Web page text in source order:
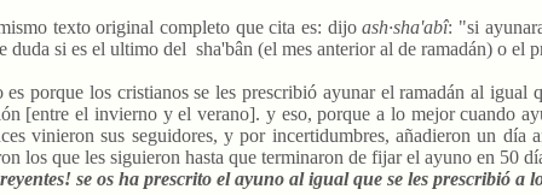
texto original completo que cita es: dijoash·sha'abî: "si
duda si es el ultimo del sha'bân (el mes anterior al de ramadán) o el
es porque los cristianos se les prescribió ayunar el ramadán al
[entre el invierno y el verano]. y eso, porque a lo mejor cuando
vinieron sus seguidores, y por incertidumbres, añadieron un día
los que les siguieron hasta que terminaron de fijar el ayuno en 50
se os ha prescrito el ayuno al igual que se les prescribió a